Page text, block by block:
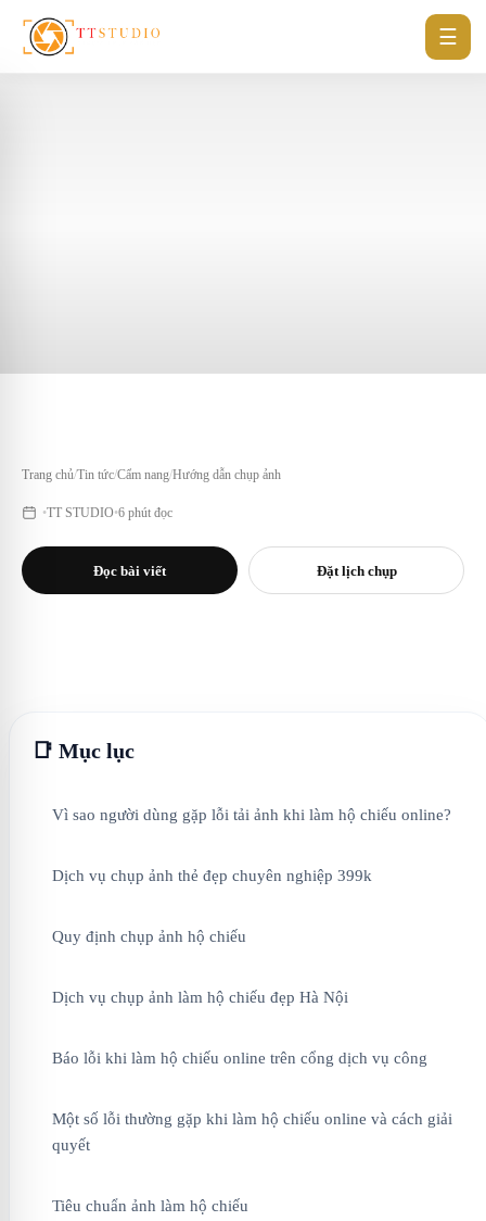
☰
Trang chủ/Tin tức/Cẩm nang/Hướng dẫn chụp ảnh
•TT STUDIO•6 phút đọc
Đọc bài viết Đặt lịch chụp
📑 Mục lục
Vì sao người dùng gặp lỗi tải ảnh khi làm hộ chiếu online?
Dịch vụ chụp ảnh thẻ đẹp chuyên nghiệp 399k
Quy định chụp ảnh hộ chiếu
Dịch vụ chụp ảnh làm hộ chiếu đẹp Hà Nội
Báo lỗi khi làm hộ chiếu online trên cổng dịch vụ công
Một số lỗi thường gặp khi làm hộ chiếu online và cách giải
quyết
Tiêu chuẩn ảnh làm hộ chiếu